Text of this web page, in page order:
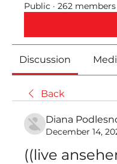
Public · 262 members
Discussion
Back
Diana
December 14,
((live